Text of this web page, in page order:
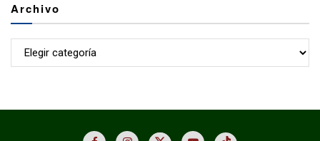
Archivo
Archivo